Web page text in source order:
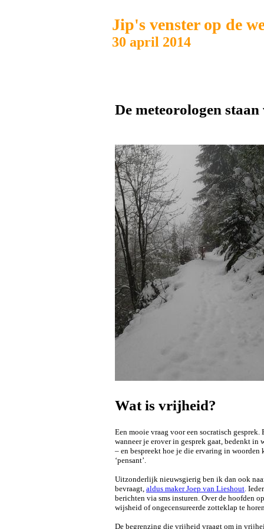
Jip's venster op de
30 april 2014
De meteorologen
Wat is vrijheid?
Een mooie vraag voor een socratisch
wanneer je erover in gesprek gaat, bedenkt
– en bespreekt hoe je die ervaring in
‘pensant’.
Uitzonderlijk nieuwsgierig ben ik dan ook
bevraagt, aldus maker Joep van Lieshout.
berichten via sms insturen. Over de hoofden
wijsheid of ongecensureerde zotteklap te
De begrenzing die vrijheid vraagt om in